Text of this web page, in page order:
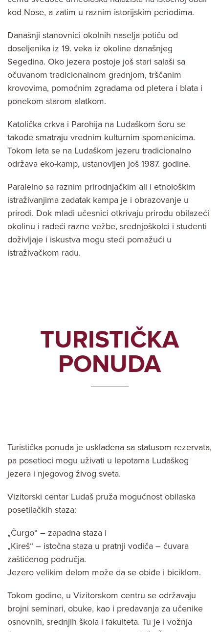
kod Nose, a zatim u raznim istorijskim periodima.
Današnji stanovnici okolnih naselja potiču od
doseljenika iz 19. veka iz okoline današnjeg
Segedina. Oko jezera postoje još stari salaši sa
očuvanom tradicionalnom gradnjom, trščanim
krovovima, pomoćnim zgradama od pletera i blata i
ponekom starom alatkom.
Katolička crkva i Parohija na Ludaškom šoru se
takođe smatraju vrednim kulturnim spomenicima.
Tokom leta se na Ludaškom jezeru tradicionalno
održava eko-kamp, ustanovljen još 1987. godine.
Paralelno sa raznim prirodnjačkim ali i etnološkim
istraživanjima zadatak kampa je i obrazovanje u
prirodi. Dok mlađi učesnici otkrivaju prirodu obilazeći
okolinu i radeći razne vežbe, srednjoškolci i studenti
doživljaje i iskustva mogu steći pomažući u
istraživačkom radu.
TURISTIČKA
PONUDA
_______
Turistička ponuda je usklađena sa statusom rezervata,
pa posetioci mogu uživati u lepotama Ludaškog
jezera i njegovog živog sveta.
Vizitorski centar Ludaš pruža mogućnost obilaska
posetilačkih staza:
„Čurgo“ – zapadna staza i
„Kireš“ – istočna staza u pratnji vodiča – čuvara
zaštićenog područja.
Jezero velikim delom može da se obiđe i biciklom.
Tokom godine, u Vizitorskom centru se održavaju
brojni seminari, obuke, kao i predavanja za učenike
osnovnih, srednjih škola i fakulteta. Tu je i vožnja